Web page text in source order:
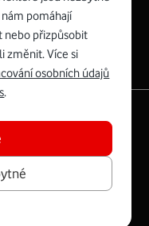
cm (včetně stojánku)
připojení Wi-
2,4 GHz a
pomáhají
nebo přizpůsobit
změnit. Více si
osobních údajů
.